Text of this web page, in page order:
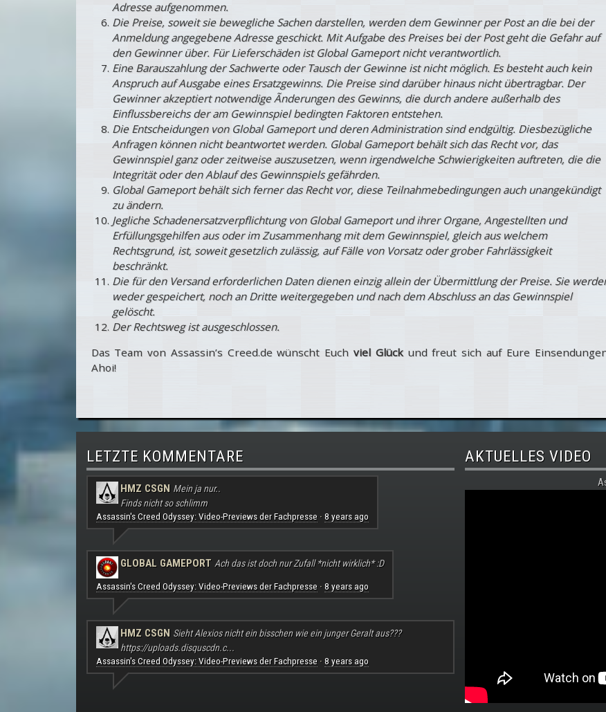
Adresse aufgenommen.
Die Preise, soweit sie bewegliche Sachen darstellen, werden dem Gewinner per Post an die bei der
Anmeldung angegebene Adresse geschickt. Mit Aufgabe des Preises bei der Post geht die Gefahr auf
den Gewinner über. Für Lieferschäden ist Global Gameport nicht verantwortlich.
Eine Barauszahlung der Sachwerte oder Tausch der Gewinne ist nicht möglich. Es besteht auch kein
Anspruch auf Ausgabe eines Ersatzgewinns. Die Preise sind darüber hinaus nicht übertragbar. Der
Gewinner akzeptiert notwendige Ãnderungen des Gewinns, die durch andere außerhalb des
Einflussbereichs der am Gewinnspiel bedingten Faktoren entstehen.
Die Entscheidungen von Global Gameport und deren Administration sind endgültig. Diesbezügliche
Anfragen können nicht beantwortet werden. Global Gameport behält sich das Recht vor, das
Gewinnspiel ganz oder zeitweise auszusetzen, wenn irgendwelche Schwierigkeiten auftreten, die die
Integrität oder den Ablauf des Gewinnspiels gefährden.
Global Gameport behält sich ferner das Recht vor, diese Teilnahmebedingungen auch unangekündigt
zu ändern.
Jegliche Schadenersatzverpflichtung von Global Gameport und ihrer Organe, Angestellten und
Erfüllungsgehilfen aus oder im Zusammenhang mit dem Gewinnspiel, gleich aus welchem
Rechtsgrund, ist, soweit gesetzlich zulässig, auf Fälle von Vorsatz oder grober Fahrlässigkeit
beschränkt.
Die für den Versand erforderlichen Daten dienen einzig allein der Übermittlung der Preise. Sie
weder gespeichert, noch an Dritte weitergegeben und nach dem Abschluss an das Gewinnspiel
gelöscht.
Der Rechtsweg ist ausgeschlossen.
Das Team von Assassin’s Creed.de wünscht Euch viel Glückund freut sich auf Eure
Ahoi!
LETZTE KOMMENTARE
HMZ CSGN Mein ja nur..
Finds nicht so schlimm
Assassin's Creed Odyssey: Video-Previews der Fachpresse· 8 years ago
GLOBAL GAMEPORT Ach das ist doch nur Zufall *nicht wirklich* :D
Assassin's Creed Odyssey: Video-Previews der Fachpresse· 8 years ago
HMZ CSGN Sieht Alexios nicht ein bisschen wie ein junger Geralt aus???
https://uploads.disquscdn.c...
Assassin's Creed Odyssey: Video-Previews der Fachpresse· 8 years ago
AKTUELLES VIDEO